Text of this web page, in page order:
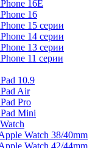
16E
16
15 серии
14 серии
13 серии
11 серии
10.9
Air
Pro
Mini
Watch 38/40mm
Watch 42/44mm